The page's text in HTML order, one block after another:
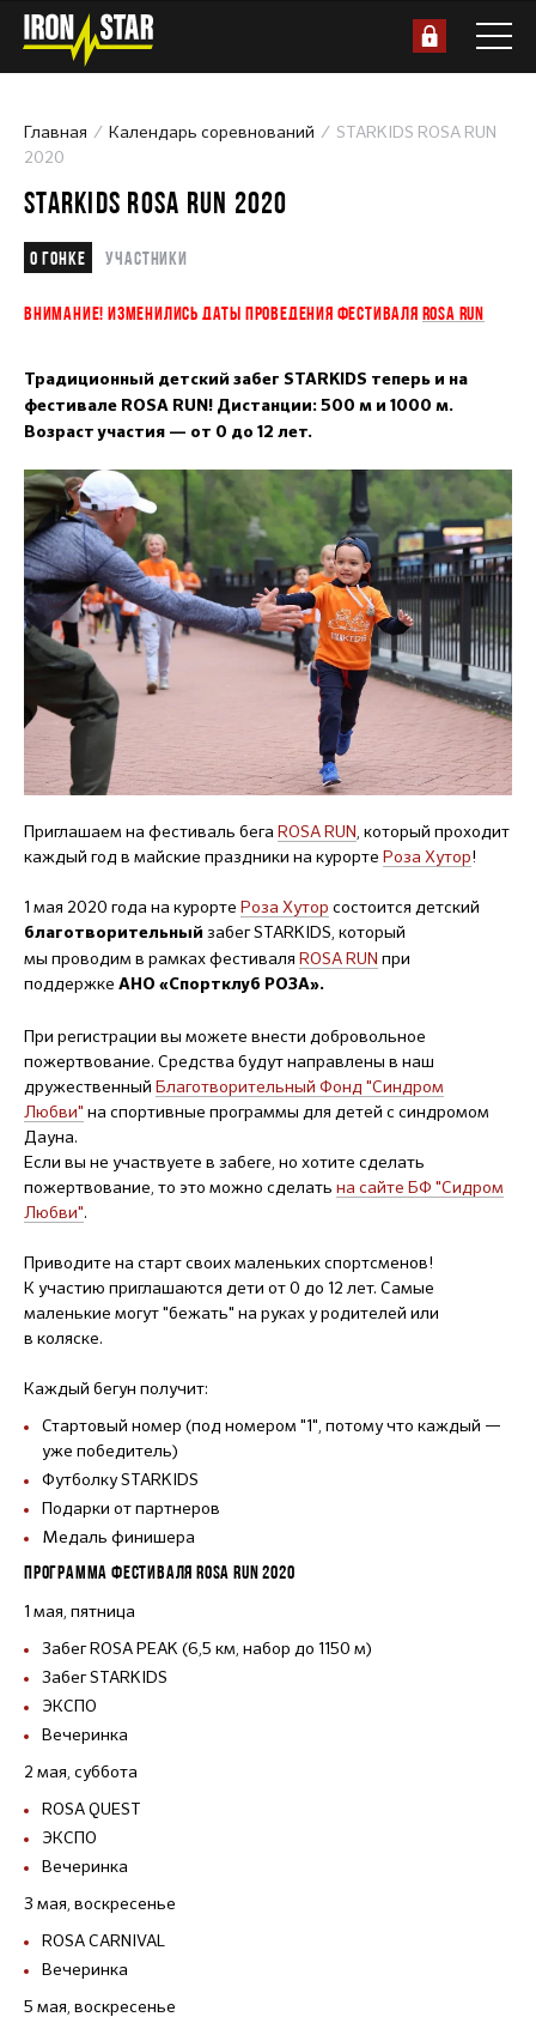
Главная Календарь соревнований
STARKIDS ROSA RUN
2020
STARKIDS ROSA RUN 2020
О гонке Участники
ВНИМАНИЕ! ИЗМЕНИЛИСЬ ДАТЫ ПРОВЕДЕНИЯ ФЕСТИВАЛЯ ROSA RUN
Традиционный детский забег STARKIDS теперь и на
фестивале ROSA RUN! Дистанции: 500 м и 1000 м.
Возраст участия — от 0 до 12 лет.
Приглашаем на фестиваль бега ROSA RUN, который проходит
каждый год в майские праздники на курорте Роза Хутор!
1 мая 2020 года на курорте Роза Хутор состоится детский
благотворительный забег STARKIDS, который
мы проводим в рамках фестиваля ROSA RUN при
поддержке АНО «Спортклуб РОЗА».
При регистрации вы можете внести добровольное
пожертвование. Средства будут направлены в наш
дружественный Благотворительный Фонд "Синдром
Любви" на спортивные программы для детей с синдромом
Дауна.
Если вы не участвуете в забеге, но хотите сделать
пожертвование, то это можно сделать на cайте БФ "Сидром
Любви".
Приводите на старт своих маленьких спортсменов!
К участию приглашаются дети от 0 до 12 лет. Самые
маленькие могут "бежать" на руках у родителей или
в коляске.
Каждый бегун получит:
Стартовый номер (под номером "1", потому что каждый —
уже победитель)
Футболку STARKIDS
Подарки от партнеров
Медаль финишера
ПРОГРАММА ФЕСТИВАЛЯ ROSA RUN 2020
1 мая, пятница
Забег ROSA PEAK (6,5 км, набор до 1150 м)
Забег STARKIDS
ЭКСПО
Вечеринка
2 мая, суббота
ROSA QUEST
ЭКСПО
Вечеринка
3 мая, воскресенье
ROSA CARNIVAL
Вечеринка
5 мая, воскресенье